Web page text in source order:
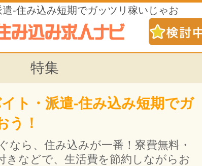
-住み込み短期でガッツリ稼いじゃお
特集
ト・派遣-住み込み短期でガ
う！
なら、住み込みが一番！寮費無料・
きなどで、生活費を節約しながらお